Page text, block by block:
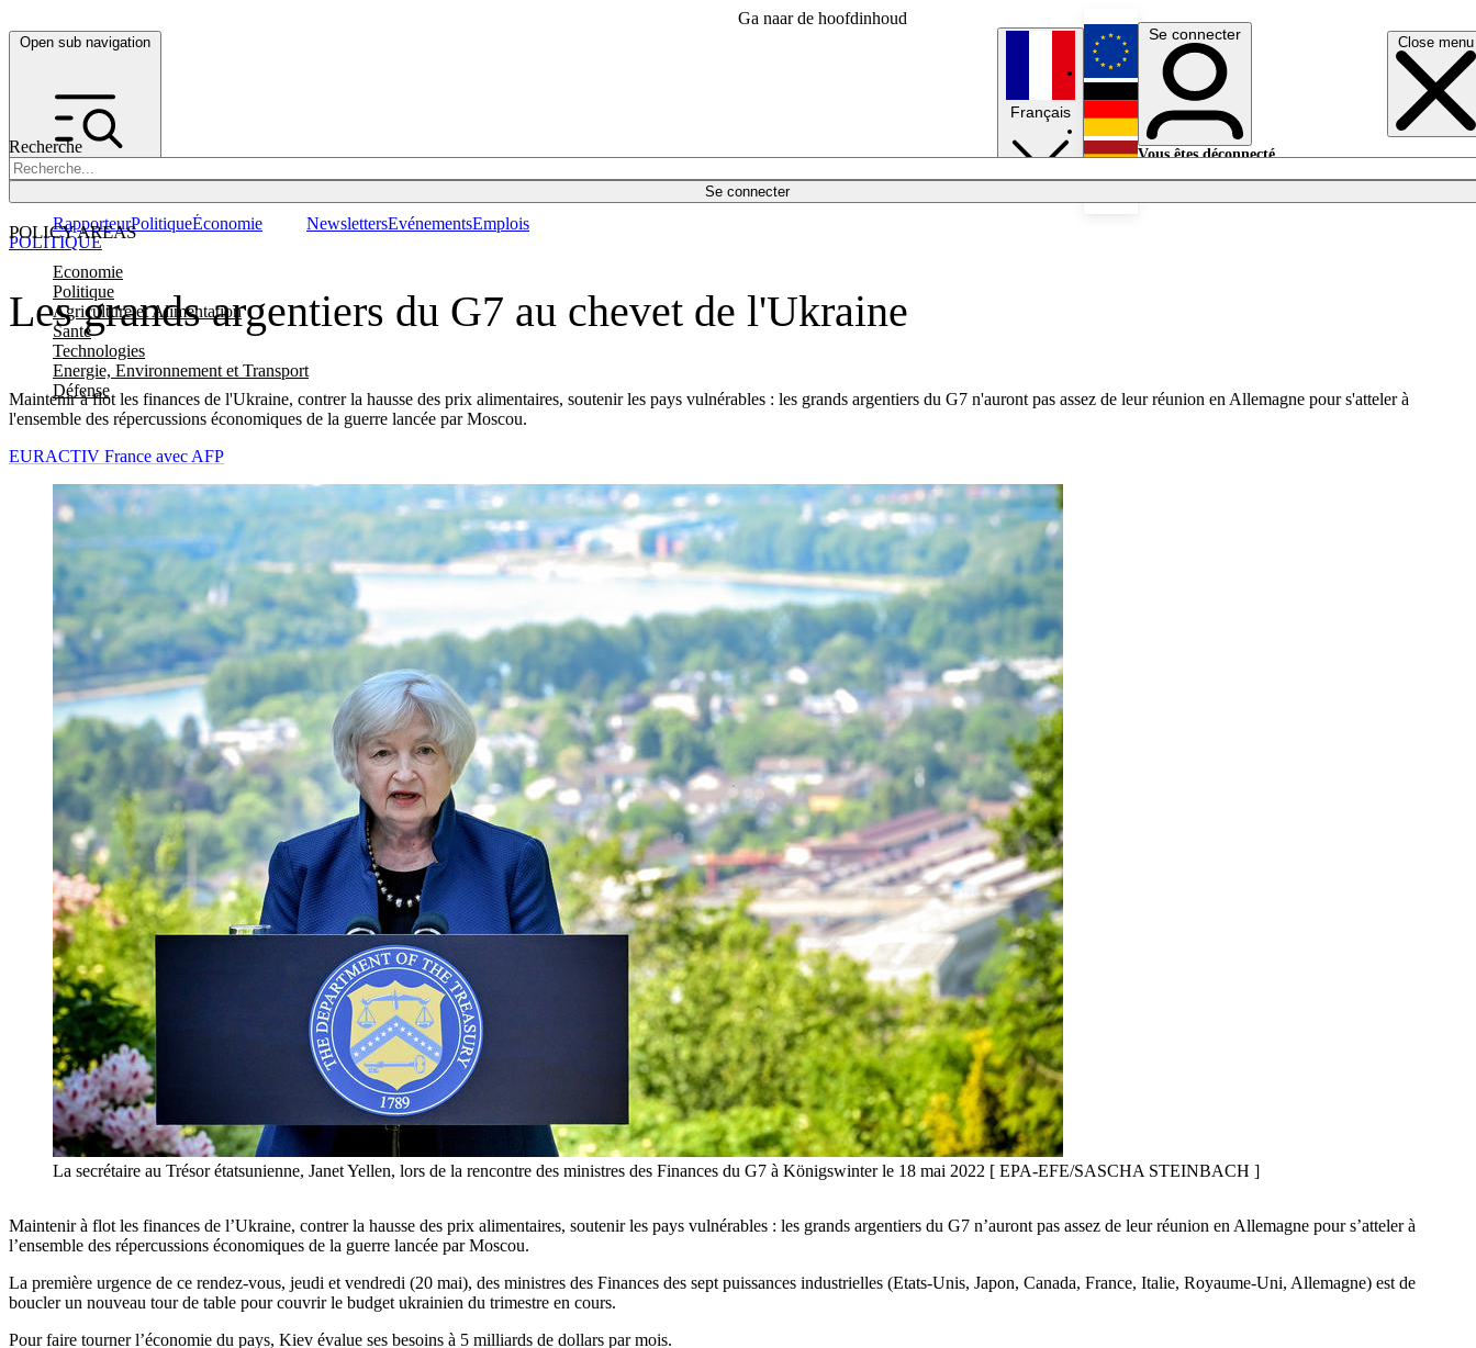
Ga naar de hoofdinhoud
Open sub navigation Close menu
Recherche
Se connecter
POLICY AREAS
Economie
Politique
Agriculture et Alimentation
Santé
Technologies
Energie, Environnement et Transport
Défense
RapporteurPolitiqueÉconomie NewslettersEvénementsEmplois
Français
English
Deutsch
Se connecter
Vous êtes déconnecté.
Les grands argentiers du G7 au chevet de l'Ukraine
Maintenir à flot les finances de l'Ukraine, contrer la hausse des prix alimentaires, soutenir les pays vulnérables : les grands argentiers du G7 n'auront pas assez de leur réunion en Allemagne pour s'atteler à
l'ensemble des répercussions économiques de la guerre lancée par Moscou.
POLITIQUE
EURACTIV France avec AFP
La secrétaire au Trésor étatsunienne, Janet Yellen, lors de la rencontre des ministres des Finances du G7 à Königswinter le 18 mai 2022 [ EPA-EFE/SASCHA STEINBACH ]
Maintenir à flot les finances de l’Ukraine, contrer la hausse des prix alimentaires, soutenir les pays vulnérables : les grands argentiers du G7 n’auront pas assez de leur réunion en Allemagne pour s’atteler à
l’ensemble des répercussions économiques de la guerre lancée par Moscou.
La première urgence de ce rendez-vous, jeudi et vendredi (20 mai), des ministres des Finances des sept puissances industrielles (Etats-Unis, Japon, Canada, France, Italie, Royaume-Uni, Allemagne) est de
boucler un nouveau tour de table pour couvrir le budget ukrainien du trimestre en cours.
Pour faire tourner l’économie du pays, Kiev évalue ses besoins à 5 milliards de dollars par mois.